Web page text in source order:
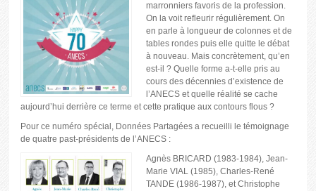
marronniers favoris de la profession.
On la voit refleurir régulièrement. On
en parle à longueur de colonnes et de
tables rondes puis elle quitte le débat
à nouveau. Mais concrètement, qu’en
est-il ? Quelle forme a-t-elle pris au
cours des décennies d’existence de
l’ANECS et quelle réalité se cache
aujourd’hui derrière ce terme et cette pratique aux contours flous ?
Pour ce numéro spécial, Données Partagées a recueilli le témoignage
de quatre past-présidents de l’ANECS :
Agnès BRICARD (1983-1984), Jean-
Marie VIAL (1985), Charles-René
TANDE (1986-1987), et Christophe